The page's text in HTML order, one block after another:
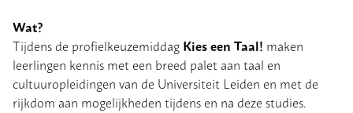
Wat?
Tijdens de profielkeuzemiddag Kies een Taal! maken
leerlingen kennis met een breed palet aan taal en
cultuuropleidingen van de Universiteit Leiden en met de
rijkdom aan mogelijkheden tijdens en na deze studies.